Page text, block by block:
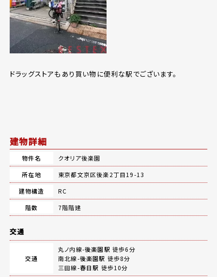
ドラッグストアもあり買い物に便利な駅でございます。
建物詳細
物件名
クオリア後楽園
所在地
東京都文京区後楽2丁目19-13
建物構造
RC
階数
7階階建
交通
交通
丸ノ内線-後楽園駅 徒歩6分
南北線-後楽園駅 徒歩8分
三田線-春日駅 徒歩10分